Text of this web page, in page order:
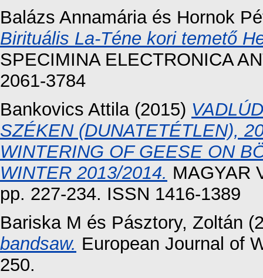
Balázs Annamáriaés Hornok
Birituális La-Téne kori temető
SPECIMINA ELECTRONICA
2061-3784
Bankovics Attila(2015)
SZÉKEN (DUNATETÉTLEN),
WINTERING OF GEESE ON
WINTER 2013/2014. MAGYAR
pp. 227-234. ISSN 1416-1389
Bariska M és Pásztory, Zoltán
bandsaw. European Journal of
250.